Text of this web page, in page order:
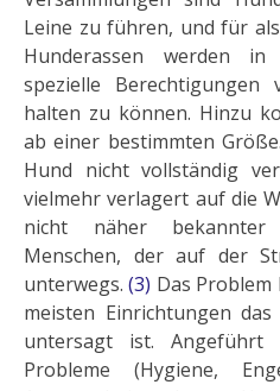
Leine zu führen, und für
Hunderassen werden in
spezielle
halten zu können. Hinzu
ab einer bestimmten
Hund nicht vollständig
vielmehr verlagert auf die
nicht näher bekannter
Menschen, der auf der
unterwegs.(3) Das Problem
meisten Einrichtungen
untersagt ist. Angeführt
Probleme (Hygiene,